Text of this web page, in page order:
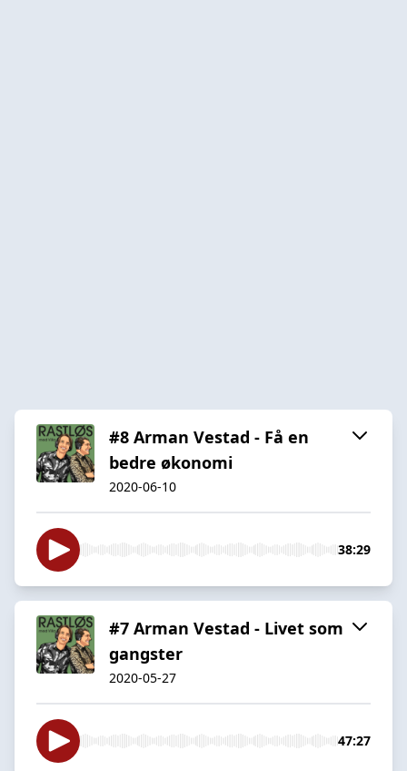
#8 Arman Vestad - Få en
bedre økonomi
2020-06-10
38:29
#7 Arman Vestad - Livet som
gangster
2020-05-27
47:27